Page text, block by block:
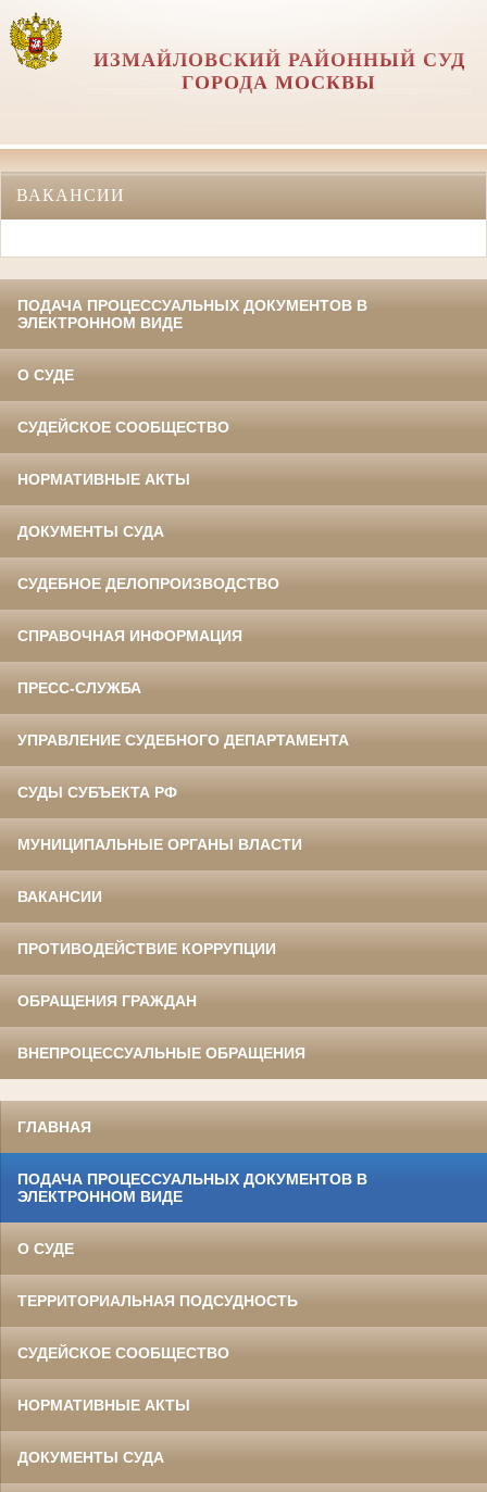
ИЗМАЙЛОВСКИЙ РАЙОННЫЙ СУД
ГОРОДА МОСКВЫ
ВАКАНСИИ
ПОДАЧА ПРОЦЕССУАЛЬНЫХ ДОКУМЕНТОВ В
ЭЛЕКТРОННОМ ВИДЕ
О СУДЕ
СУДЕЙСКОЕ СООБЩЕСТВО
НОРМАТИВНЫЕ АКТЫ
ДОКУМЕНТЫ СУДА
СУДЕБНОЕ ДЕЛОПРОИЗВОДСТВО
СПРАВОЧНАЯ ИНФОРМАЦИЯ
ПРЕСС-СЛУЖБА
УПРАВЛЕНИЕ СУДЕБНОГО ДЕПАРТАМЕНТА
СУДЫ СУБЪЕКТА РФ
МУНИЦИПАЛЬНЫЕ ОРГАНЫ ВЛАСТИ
ВАКАНСИИ
ПРОТИВОДЕЙСТВИЕ КОРРУПЦИИ
ОБРАЩЕНИЯ ГРАЖДАН
ВНЕПРОЦЕССУАЛЬНЫЕ ОБРАЩЕНИЯ
ГЛАВНАЯ
ПОДАЧА ПРОЦЕССУАЛЬНЫХ ДОКУМЕНТОВ В
ЭЛЕКТРОННОМ ВИДЕ
О СУДЕ
ТЕРРИТОРИАЛЬНАЯ ПОДСУДНОСТЬ
СУДЕЙСКОЕ СООБЩЕСТВО
НОРМАТИВНЫЕ АКТЫ
ДОКУМЕНТЫ СУДА